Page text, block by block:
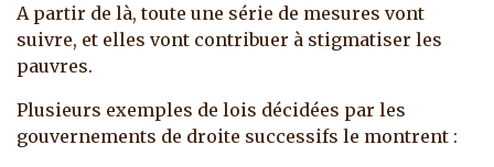
A partir de là, toute une série de mesures vont
suivre, et elles vont contribuer à stigmatiser les
pauvres.
Plusieurs exemples de lois décidées par les
gouvernements de droite successifs le montrent :